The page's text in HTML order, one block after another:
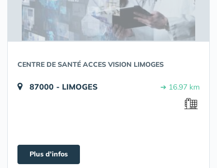
CENTRE DE SANTÉ ACCES VISION LIMOGES
87000 - LIMOGES ➔ 16.97 km
Plus d'infos